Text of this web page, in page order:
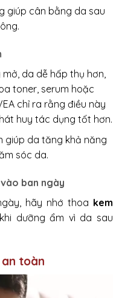
giúp cân bằng da sau
da dễ hấp thụ hơn,
toner, serum hoặc
chỉ ra rằng điều này
huy tác dụng tốt hơn.
giúp da tăng khả năng
sóc da.
ban ngày
hãy nhớ thoa kem
dưỡng ẩm vì da sau
toàn